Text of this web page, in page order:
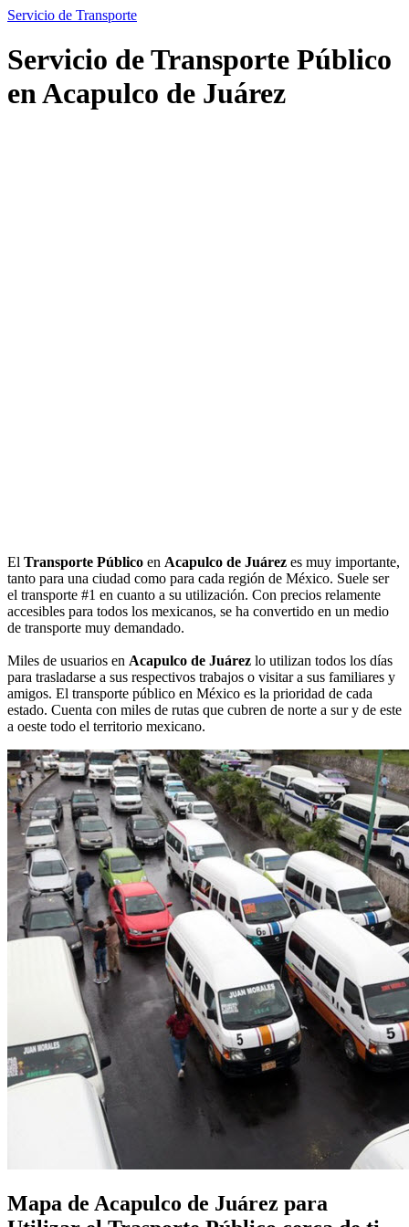
Servicio de Transporte
Servicio de Transporte Público
en Acapulco de Juárez
El Transporte Público en Acapulco de Juárez es muy importante,
tanto para una ciudad como para cada región de México. Suele ser
el transporte #1 en cuanto a su utilización. Con precios relamente
accesibles para todos los mexicanos, se ha convertido en un medio
de transporte muy demandado.
Miles de usuarios en Acapulco de Juárez lo utilizan todos los días
para trasladarse a sus respectivos trabajos o visitar a sus familiares y
amigos. El transporte público en México es la prioridad de cada
estado. Cuenta con miles de rutas que cubren de norte a sur y de este
a oeste todo el territorio mexicano.
Mapa de Acapulco de Juárez para